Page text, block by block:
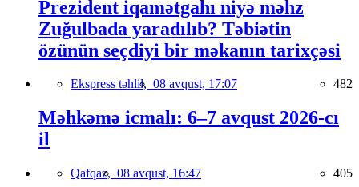
Prezident iqamətgahı niyə məhz
Zuğulbada yaradılıb? Təbiətin
özünün seçdiyi bir məkanın tarixçəsi
Ekspress təhlil, 08 avqust, 17:07 482
Məhkəmə icmalı: 6–7 avqust 2026-cı
il
Qafqaz, 08 avqust, 16:47 405